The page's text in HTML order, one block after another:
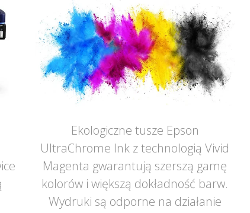
Ekologiczne tusze Epson
UltraChrome Ink z technologią Vivid
Magenta gwarantują szerszą gamę
kolorów i większą dokładność barw.
Wydruki są odporne na działanie